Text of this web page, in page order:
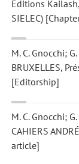
Editions
SIELEC)
M. C. Gnocchi;
BRUXELLES,
[Editorship]
M. C. Gnocchi;
CAHIERS
article]